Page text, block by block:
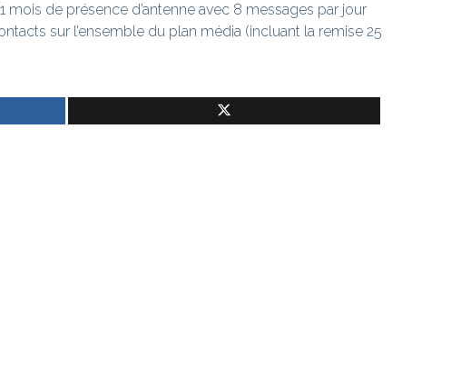
mois de présence d’antenne avec 8 messages par jour
sur l’ensemble du plan média (incluant la remise 25